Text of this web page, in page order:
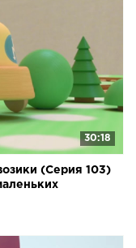
30:18
(Серия 103)